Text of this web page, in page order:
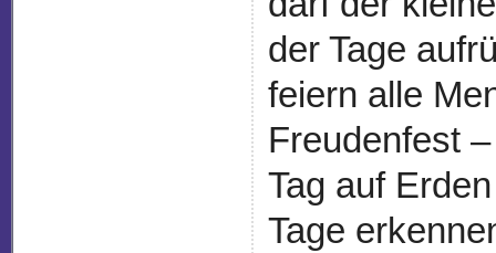
der Tage
feiern alle
Freudenfest
Tag auf
Tage